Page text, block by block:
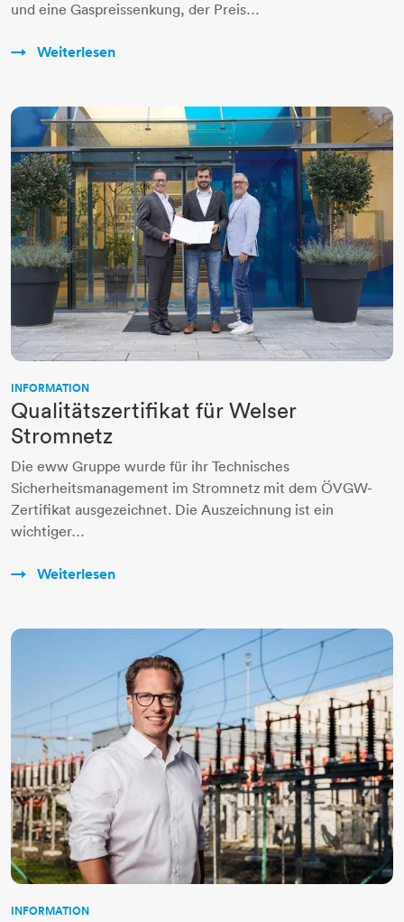
und eine Gaspreissenkung, der Preis…
Weiterlesen
INFORMATION
Qualitätszertifikat für Welser
Stromnetz
Die eww Gruppe wurde für ihr Technisches
Sicherheitsmanagement im Stromnetz mit dem ÖVGW-
Zertifikat ausgezeichnet. Die Auszeichnung ist ein
wichtiger…
Weiterlesen
INFORMATION